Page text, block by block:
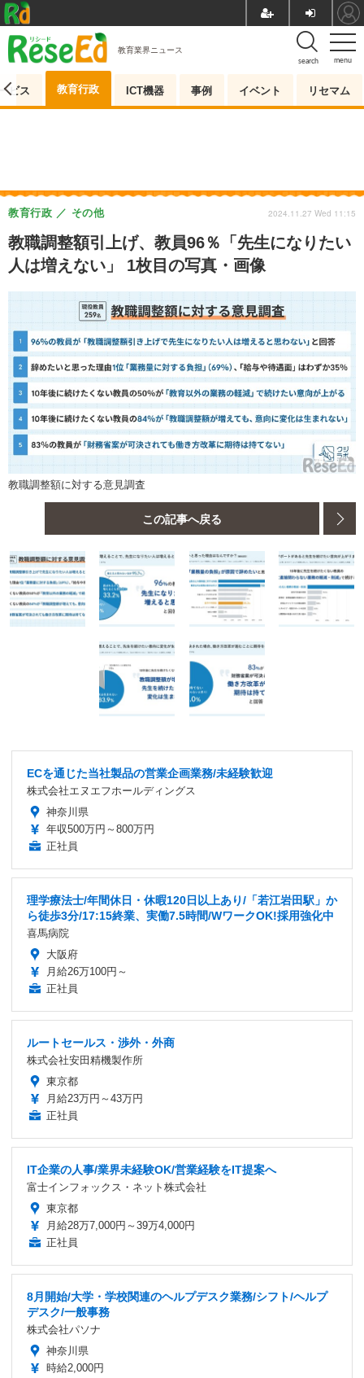
menu
search
教育業界ニュース
ビス 教育行政 ICT機器 事例 イベント リセマム
教職調整額引上げ、教員96％「先生になりたい
人は増えない」 1枚目の写真・画像
教育行政 その他 2024.11.27 Wed 11:15
教職調整額に対する意見調査
この記事へ戻る
ECを通じた当社製品の営業企画業務/未経験歓迎
株式会社エヌエフホールディングス
神奈川県
年収500万円～800万円
正社員
理学療法士/年間休日・休暇120日以上あり/「若江岩田駅」か
ら徒歩3分/17:15終業、実働7.5時間/WワークOK!採用強化中
喜馬病院
大阪府
月給26万100円～
正社員
ルートセールス・渉外・外商
株式会社安田精機製作所
東京都
月給23万円～43万円
正社員
IT企業の人事/業界未経験OK/営業経験をIT提案へ
富士インフォックス・ネット株式会社
東京都
月給28万7,000円～39万4,000円
正社員
8月開始/大学・学校関連のヘルプデスク業務/シフト/ヘルプ
デスク/一般事務
株式会社パソナ
神奈川県
時給2,000円